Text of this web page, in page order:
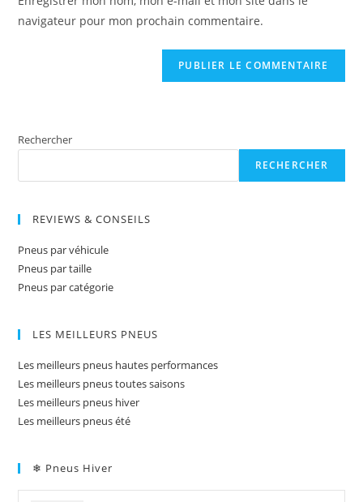
(optional)
navigateur pour mon prochain commentaire.
Rechercher
RECHERCHER
REVIEWS & CONSEILS
Pneus par véhicule
Pneus par taille
Pneus par catégorie
LES MEILLEURS PNEUS
Les meilleurs pneus hautes performances
Les meilleurs pneus toutes saisons
Les meilleurs pneus hiver
Les meilleurs pneus été
❄ Pneus Hiver